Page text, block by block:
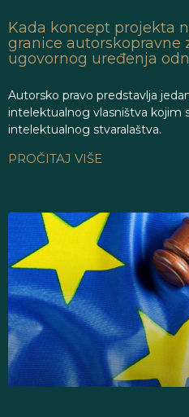
Kada koncept projekta
granice autorskopravne
ugovornog uređenja
Autorsko pravo predstavlja
intelektualnog vlasništva kojim
intelektualnog stvaralaštva.
PROČITAJ VIŠE